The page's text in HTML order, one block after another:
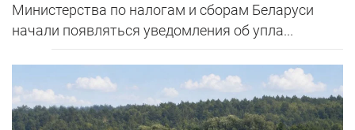
Министерства по налогам и сборам Беларуси
начали появляться уведомления об упла...